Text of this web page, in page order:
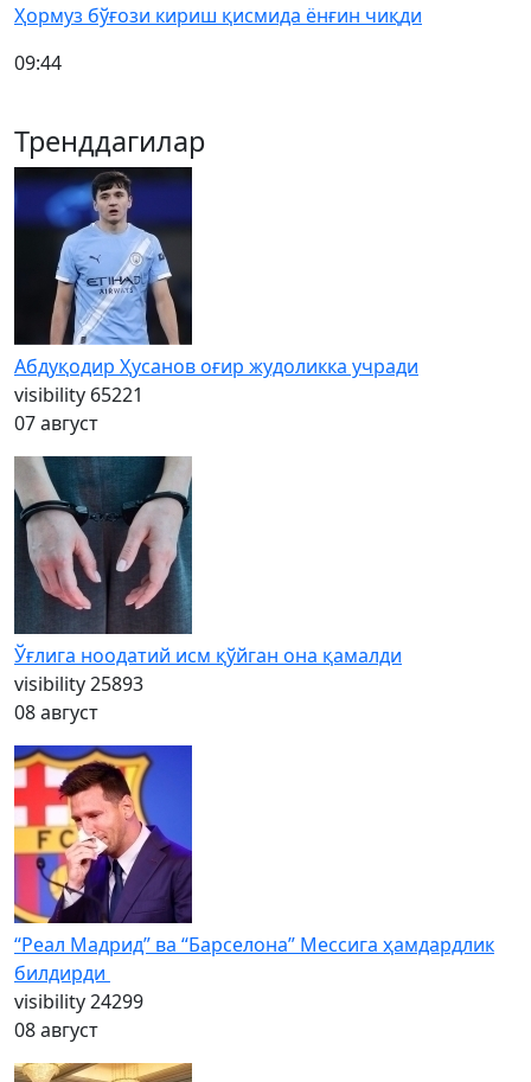
Ҳормуз бўғози кириш қисмида ёнғин чиқди
09:44
Тренддагилар
Абдуқодир Ҳусанов оғир жудоликка учради
visibility 65221
07 август
Ўғлига ноодатий исм қўйган она қамалди
visibility25893
08 август
“Реал Мадрид” ва “Барселона” Мессига ҳамдардлик
билдирди
visibility24299
08 август